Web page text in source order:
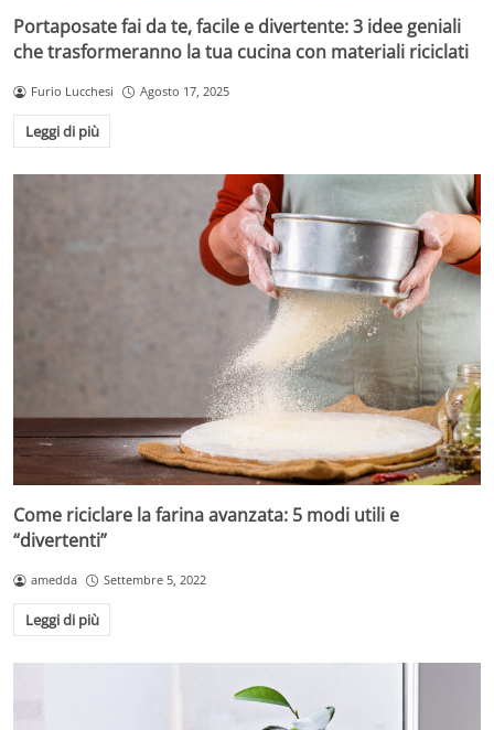
Portaposate fai da te, facile e divertente: 3 idee geniali
che trasformeranno la tua cucina con materiali riciclati
Furio Lucchesi Agosto 17, 2025
Leggi di più
Come riciclare la farina avanzata: 5 modi utili e
“divertenti”
amedda Settembre 5, 2022
Leggi di più